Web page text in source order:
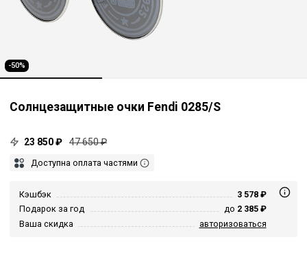
-50%
Солнцезащитные очки Fendi 0285/S
23 850 ₽ 47 650 ₽
Доступна оплата частями
Кэшбэк
3 578 ₽
Подарок за год
до 2 385 ₽
Ваша скидка
авторизоваться